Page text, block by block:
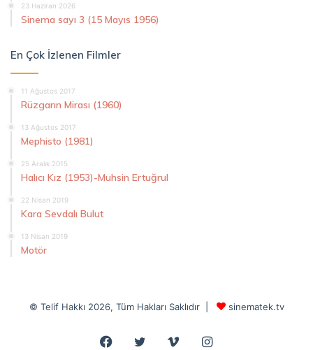
23 Haziran 2026
Sinema sayı 3 (15 Mayıs 1956)
En Çok İzlenen Filmler
11 Ağustos 2017
Rüzgarın Mirası (1960)
13 Ağustos 2017
Mephisto (1981)
25 Aralık 2015
Halıcı Kız (1953)-Muhsin Ertuğrul
22 Nisan 2019
Kara Sevdalı Bulut
13 Nisan 2019
Motör
© Telif Hakkı 2026, Tüm Hakları Saklıdır | sinematek.tv
Facebook
Twitter VimeoInstagram